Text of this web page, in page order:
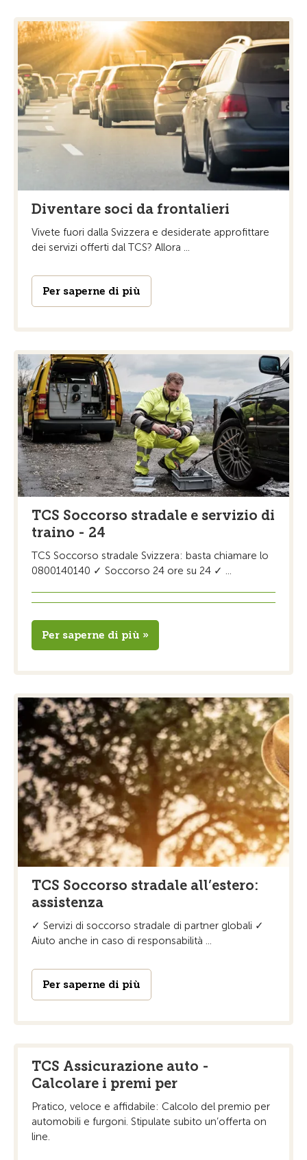
Diventare soci da frontalieri
Vivete fuori dalla Svizzera e desiderate approfittare
dei servizi offerti dal TCS? Allora ...
Per saperne di più
TCS Soccorso stradale e servizio di
traino - 24
TCS Soccorso stradale Svizzera: basta chiamare lo
0800140140 ✓ Soccorso 24 ore su 24 ✓ ...
Per saperne di più »
TCS Soccorso stradale all’estero:
assistenza
✓ Servizi di soccorso stradale di partner globali ✓
Aiuto anche in caso di responsabilità ...
Per saperne di più
TCS Assicurazione auto -
Calcolare i premi per
Pratico, veloce e affidabile: Calcolo del premio per
automobili e furgoni. Stipulate subito un’offerta on
line.